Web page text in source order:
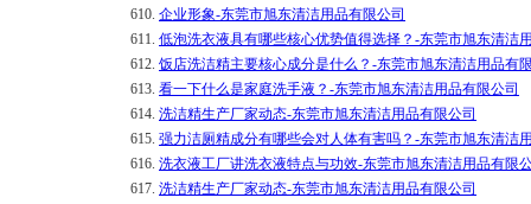
610. 企业形象-东莞市旭东清洁用品有限公司
611. 低泡洗衣液具有哪些核心优势值得选择？-东莞市旭东清洁
612. 饭店洗洁精主要核心成分是什么？-东莞市旭东清洁用品有
613. 看一下什么是家庭洗手液？-东莞市旭东清洁用品有限公司
614. 洗洁精生产厂家动态-东莞市旭东清洁用品有限公司
615. 强力洁厕精成分有哪些会对人体有害吗？-东莞市旭东清洁
616. 洗衣液工厂讲洗衣液特点与功效-东莞市旭东清洁用品有限
617. 洗洁精生产厂家动态-东莞市旭东清洁用品有限公司